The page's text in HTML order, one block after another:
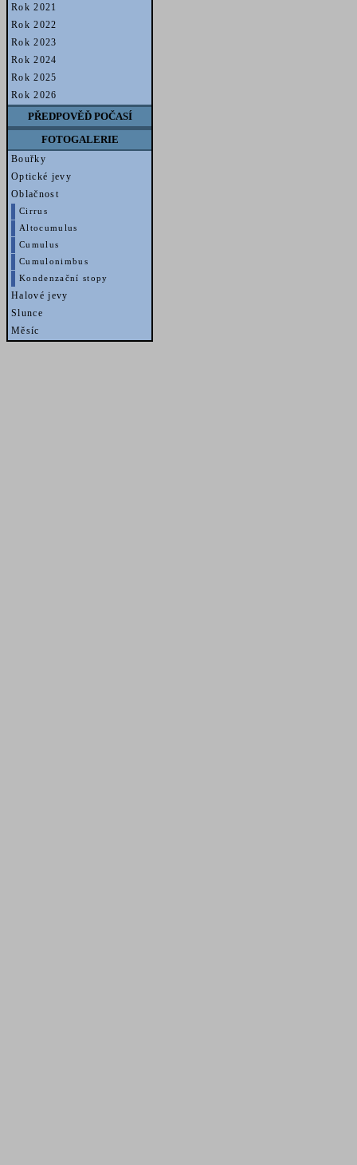
Rok 2021
Rok 2022
Rok 2023
Rok 2024
Rok 2025
Rok 2026
PŘEDPOVĚĎ POČASÍ
FOTOGALERIE
Bouřky
Optické jevy
Oblačnost
Cirrus
Altocumulus
Cumulus
Cumulonimbus
Kondenzační stopy
Halové jevy
Slunce
Měsíc